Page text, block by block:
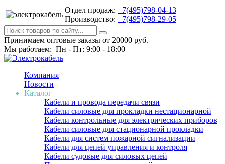
Отдел продаж: +7(495)798-04-13
Производство: +7(495)798-29-05
Принимаем оптовые заказы от 20000 руб.
Мы работаем: Пн - Пт: 9:00 - 18:00
Компания
Новости
Каталог
Кабели и провода передачи связи
Кабели силовые для прокладки нестационарной
Кабели контрольные для электрических приборов
Кабели силовые для стационарной прокладки
Кабели для систем пожарной сигнализации
Кабели для цепей управления и контроля
Кабели судовые для силовых цепей